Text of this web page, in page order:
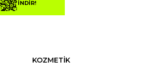
İNDİR!
KOZMETİK